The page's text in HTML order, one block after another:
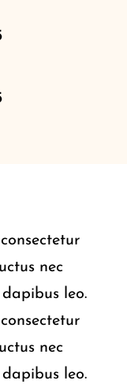
nec
leo.
nec
leo.